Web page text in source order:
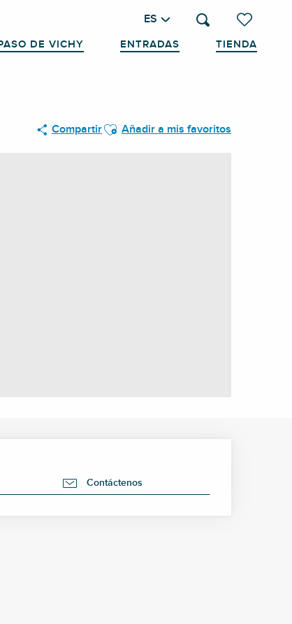
Voir les
Buscar
ES
DE VICHY ENTRADAS TIENDA
CompartirAjouter aux favoris
Añadir a mis favoritos
Contáctenos